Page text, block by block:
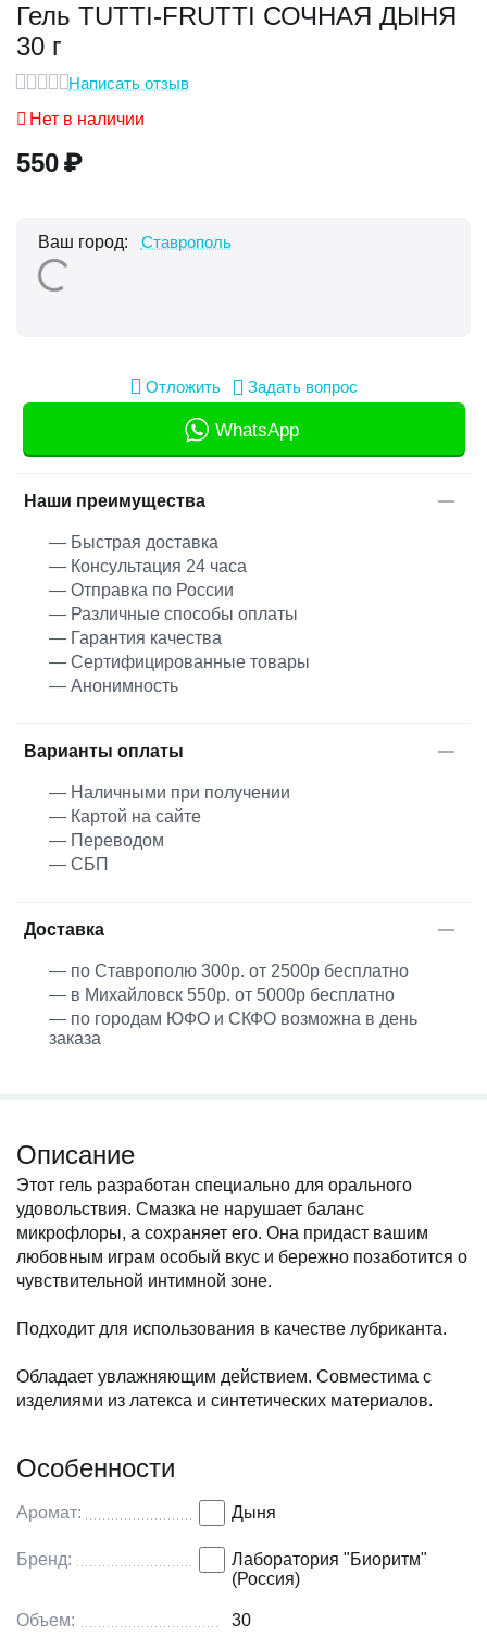
Гель TUTTI-FRUTTI СОЧНАЯ ДЫНЯ
30 г
Написать отзыв
Нет в наличии
550₽
Ваш город: Ставрополь
Отложить Задать вопрос
WhatsApp
Наши преимущества
— Быстрая доставка
— Консультация 24 часа
— Отправка по России
— Различные способы оплаты
— Гарантия качества
— Сертифицированные товары
— Анонимность
Варианты оплаты
— Наличными при получении
— Картой на сайте
— Переводом
— СБП
Доставка
— по Ставрополю 300р. от 2500р бесплатно
— в Михайловск 550р. от 5000р бесплатно
— по городам ЮФО и СКФО возможна в день
заказа
Описание
Этот гель разработан специально для орального
удовольствия. Смазка не нарушает баланс
микрофлоры, а сохраняет его. Она придаст вашим
любовным играм особый вкус и бережно позаботится о
чувствительной интимной зоне.
Подходит для использования в качестве лубриканта.
Обладает увлажняющим действием. Совместима с
изделиями из латекса и синтетических материалов.
Особенности
Аромат: Дыня
Бренд:
Лаборатория "Биоритм"
(Россия)
Объем: 30